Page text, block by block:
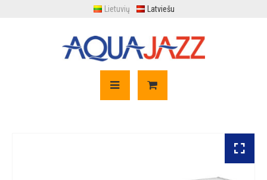
Lietuvių Latviešu